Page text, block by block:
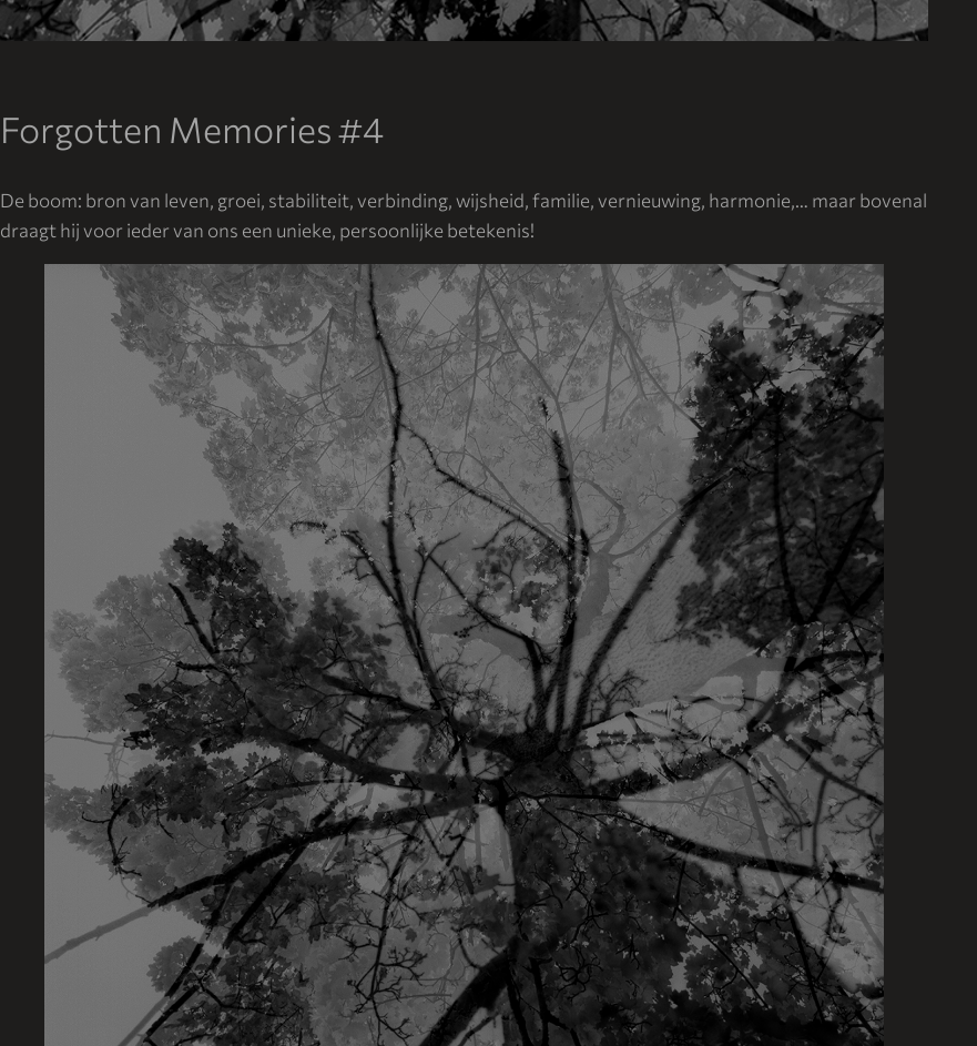
Forgotten Memories #4
De boom: bron van leven, groei, stabiliteit, verbinding, wijsheid, familie, vernieuwing, harmonie,… maar bovenal
draagt hij voor ieder van ons een unieke, persoonlijke betekenis!